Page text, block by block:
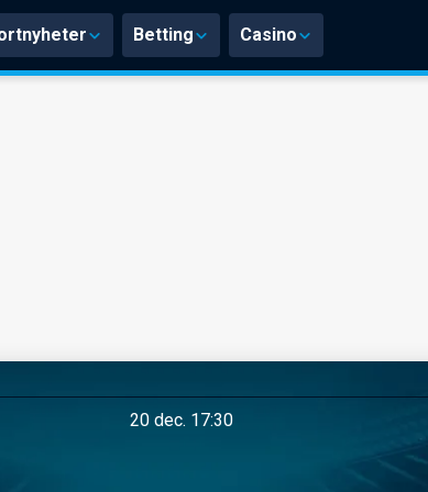
Betting Casino
20 dec. 17:30